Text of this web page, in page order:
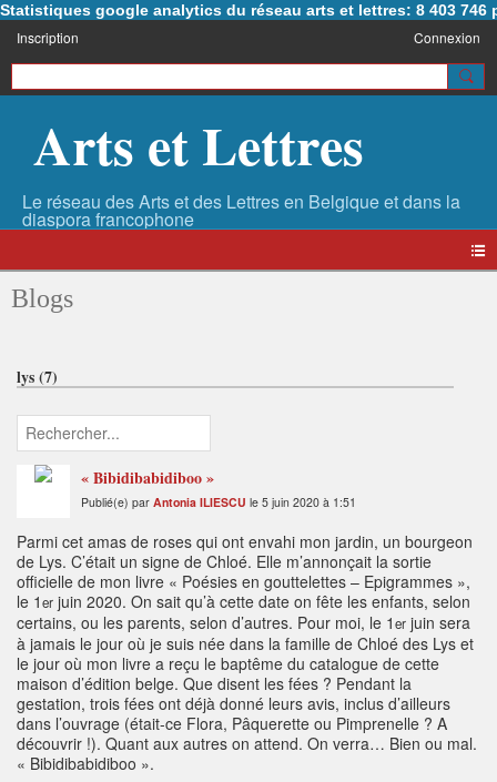
Statistiques google analytics du réseau arts et lettres: 8 403 746
Inscription Connexion
Arts et Lettres
Blogs
lys (7)
« Bibidibabidiboo »
Publié(e) par Antonia ILIESCU le 5 juin 2020 à 1:51
Parmi cet amas de roses qui ont envahi mon jardin, un bourgeon
de Lys. C’était un signe de Chloé. Elle m’annonçait la sortie
officielle de mon livre « Poésies en gouttelettes – Epigrammes »,
le 1er juin 2020. On sait qu’à cette date on fête les enfants, selon
certains, ou les parents, selon d’autres. Pour moi, le 1er juin sera
à jamais le jour où je suis née dans la famille de Chloé des Lys et
le jour où mon livre a reçu le baptême du catalogue de cette
maison d’édition belge. Que disent les fées ? Pendant la
gestation, trois fées ont déjà donné leurs avis, inclus d’ailleurs
dans l’ouvrage (était-ce Flora, Pâquerette ou Pimprenelle ? A
découvrir !). Quant aux autres on attend. On verra… Bien ou mal.
« Bibidibabidiboo ».